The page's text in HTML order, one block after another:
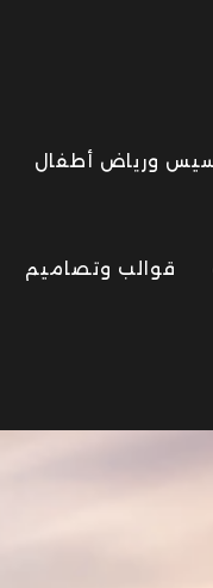
ورياض أطفال
قوالب وتصاميم